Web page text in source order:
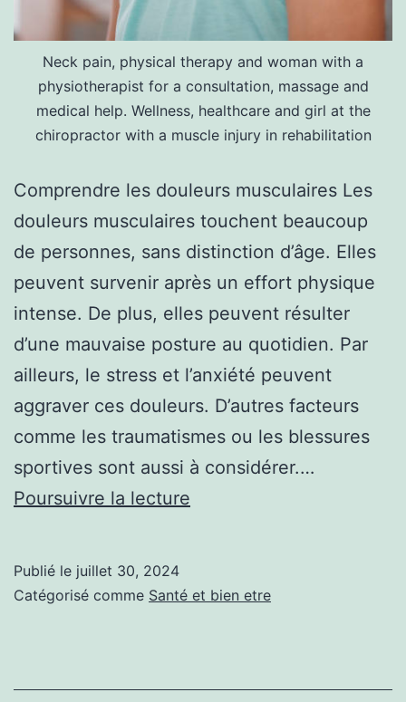
Neck pain, physical therapy and woman with a
physiotherapist for a consultation, massage and
medical help. Wellness, healthcare and girl at the
chiropractor with a muscle injury in rehabilitation
Comprendre les douleurs musculaires Les
douleurs musculaires touchent beaucoup
de personnes, sans distinction d’âge. Elles
peuvent survenir après un effort physique
intense. De plus, elles peuvent résulter
d’une mauvaise posture au quotidien. Par
ailleurs, le stress et l’anxiété peuvent
aggraver ces douleurs. D’autres facteurs
comme les traumatismes ou les blessures
sportives sont aussi à considérer.…
Poursuivre la lecture
ostéopathe
Publié le juillet 30, 2024
Catégorisé comme Santé et bien etre